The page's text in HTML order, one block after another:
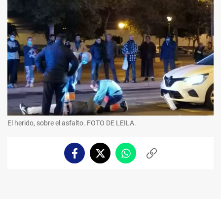
El herido, sobre el asfalto. FOTO DE LEILA.
FacebookTwitterWhatsappCopiar